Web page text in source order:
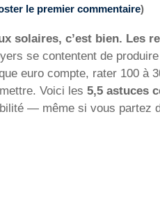
le premier commentaire)
solaires, c’est bien. Les
se contentent de
euro compte, rater 100 à
Voici les 5,5 astuces
— même si vous partez